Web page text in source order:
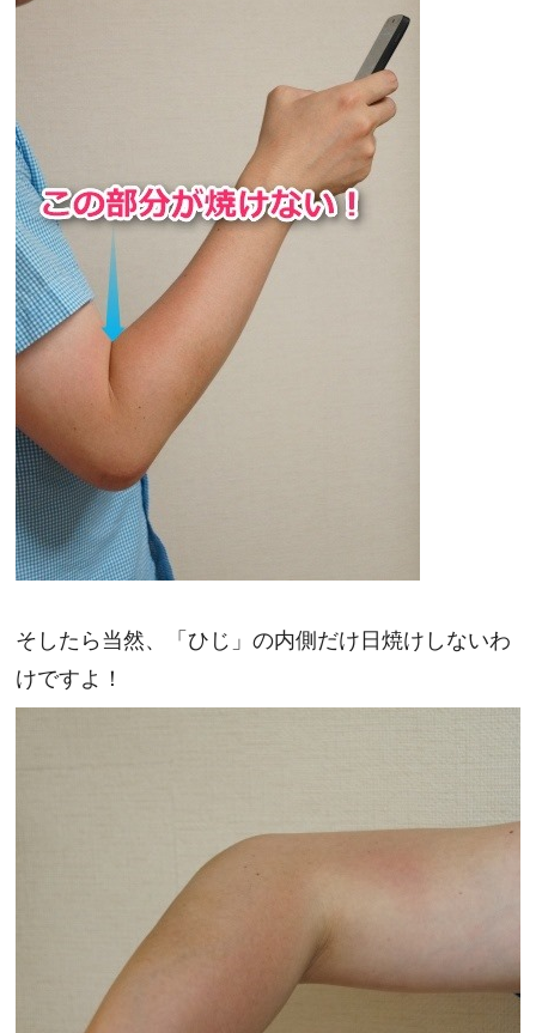
そしたら当然、「ひじ」の内側だけ日焼けしないわ
けですよ！